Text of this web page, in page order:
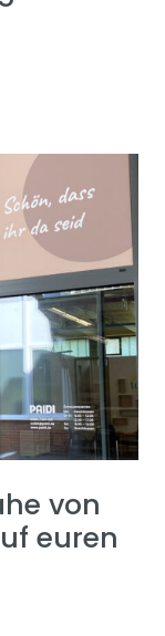
von
euren